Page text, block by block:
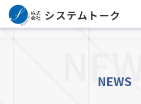
㍿ システムトーク
NEWS
NEWS